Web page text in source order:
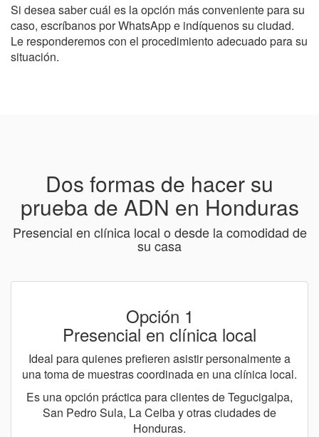
Si desea saber cuál es la opción más conveniente para su
caso, escríbanos por WhatsApp e indíquenos su ciudad.
Le responderemos con el procedimiento adecuado para su
situación.
Dos formas de hacer su
prueba de ADN en Honduras
Presencial en clínica local o desde la comodidad de
su casa
Opción 1
Presencial en clínica local
Ideal para quienes prefieren asistir personalmente a
una toma de muestras coordinada en una clínica local.
Es una opción práctica para clientes de Tegucigalpa,
San Pedro Sula, La Ceiba y otras ciudades de
Honduras.